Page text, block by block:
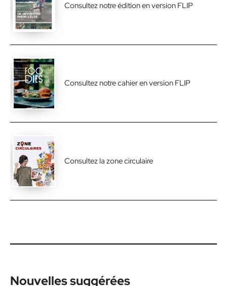
Consultez notre édition en version FLIP
Consultez notre cahier en version FLIP
Consultez la zone circulaire
Nouvelles suggérées